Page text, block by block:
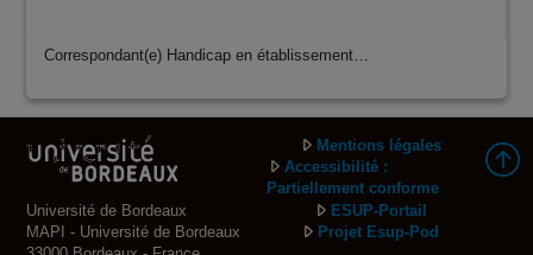
Correspondant(e) Handicap en établissement…
Université de Bordeaux
MAPI - Université de Bordeaux
Mentions légales
Accessibilité :
Partiellement conforme
ESUP-Portail
Projet Esup-Pod